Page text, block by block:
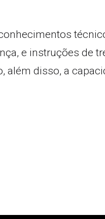
e instruções de
além disso, a